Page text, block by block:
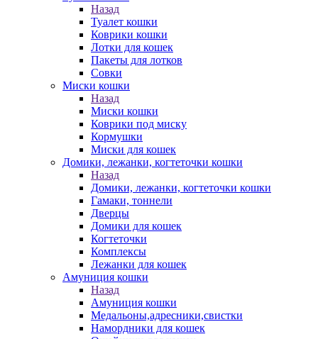
Назад
Туалет кошки
Коврики кошки
Лотки для кошек
Пакеты для лотков
Совки
Миски кошки
Назад
Миски кошки
Коврики под миску
Кормушки
Миски для кошек
Домики, лежанки, когтеточки кошки
Назад
Домики, лежанки, когтеточки кошки
Гамаки, тоннели
Дверцы
Домики для кошек
Когтеточки
Комплексы
Лежанки для кошек
Амуниция кошки
Назад
Амуниция кошки
Медальоны,адресники,свистки
Намордники для кошек